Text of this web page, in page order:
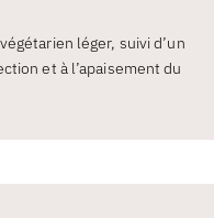
léger, suivi d’un
et à l’apaisement du